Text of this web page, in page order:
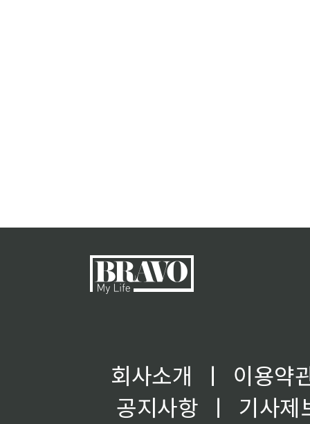
회사소개 ㅣ
이용약
공지사항
ㅣ
기사제